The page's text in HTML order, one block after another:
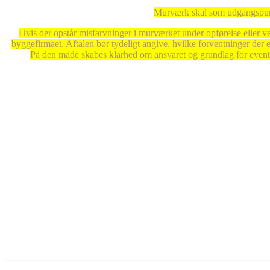
Murværk skal som
Hvis der opstår misfarvninger i murværket under opførelse eller
byggefirmaet. Aftalen bør tydeligt angive, hvilke forventninger der
På den måde skabes klarhed om ansvaret og grundlag for